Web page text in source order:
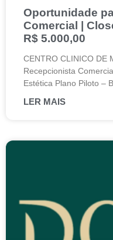
Oportunidade
Comercial |
R$ 5.000,00
CENTRO CLINICO DE
Recepcionista
Estética Plano Piloto –
LER MAIS